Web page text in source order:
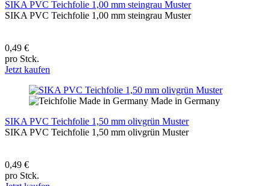
SIKA PVC Teichfolie 1,00 mm steingrau Muster
SIKA PVC Teichfolie 1,00 mm steingrau Muster
0,49 €
pro Stck.
Jetzt kaufen
Made in Germany
SIKA PVC Teichfolie 1,50 mm olivgrün Muster
SIKA PVC Teichfolie 1,50 mm olivgrün Muster
0,49 €
pro Stck.